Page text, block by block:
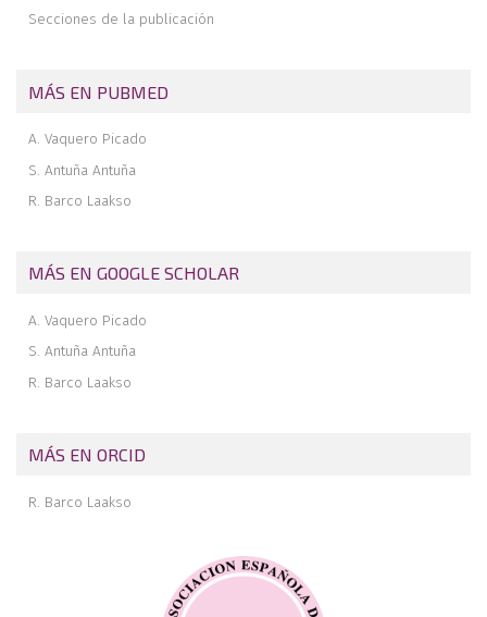
natural e indicaciones de cirugía
¿Por qué tratamiento conservador de las luxaciones
Secciones de la publicación
MÁS EN PUBMED
A. Vaquero Picado
S. Antuña Antuña
R. Barco Laakso
MÁS EN GOOGLE SCHOLAR
A. Vaquero Picado
S. Antuña Antuña
R. Barco Laakso
MÁS EN ORCID
R. Barco Laakso